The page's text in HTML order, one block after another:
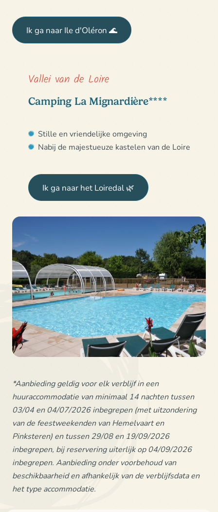
Ik ga naar Ile d'Oléron 🌊
Vallei van de Loire
Camping La Mignardière****
Stille en vriendelijke omgeving
Nabij de majestueuze kastelen van de Loire
Ik ga naar het Loiredal 🌿
*Aanbieding geldig voor elk verblijf in een
huuraccommodatie van minimaal 14 nachten tussen
03/04 en 04/07/2026 inbegrepen (met uitzondering
van de feestweekenden van Hemelvaart en
Pinksteren) en tussen 29/08 en 19/09/2026
inbegrepen, bij reservering uiterlijk op 04/09/2026
inbegrepen. Aanbieding onder voorbehoud van
beschikbaarheid en afhankelijk van de verblijfsdata en
het type accommodatie.